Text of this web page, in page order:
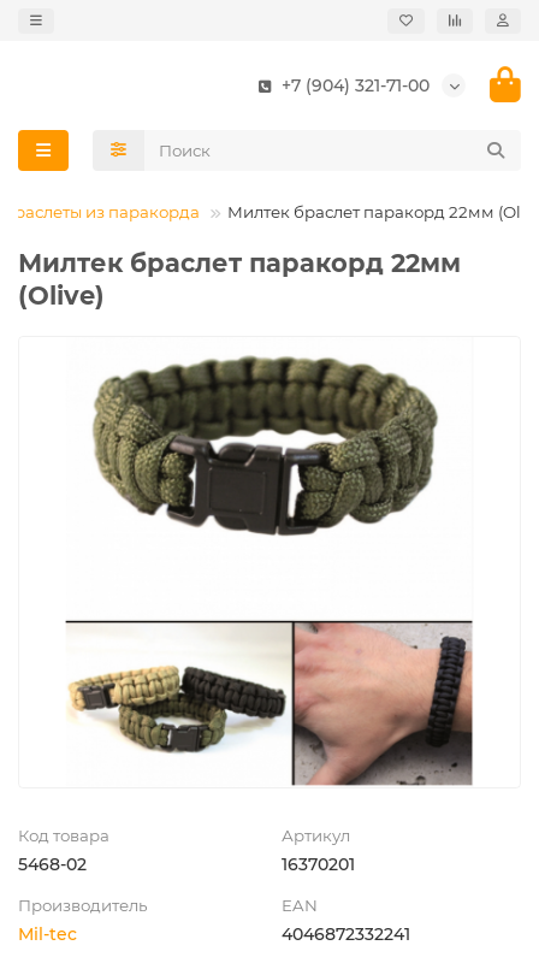
+7 (904) 321-71-00
Браслеты из паракорда Милтек браслет паракорд 22мм
Милтек браслет паракорд 22мм
(Olive)
Код товара
5468-02
Артикул
16370201
Производитель
Mil-tec
EAN
4046872332241